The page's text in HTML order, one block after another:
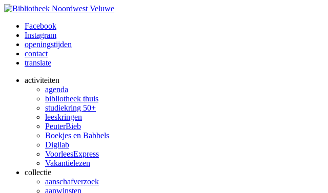
Facebook
Instagram
openingstijden
contact
translate
activiteiten
agenda
bibliotheek thuis
studiekring 50+
leeskringen
PeuterBieb
Boekjes en Babbels
Digilab
VoorleesExpress
Vakantielezen
collectie
aanschafverzoek
aanwinsten